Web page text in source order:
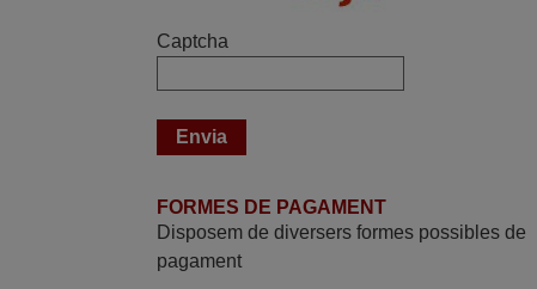
Captcha
FORMES DE PAGAMENT
Disposem de diversers formes possibles de
pagament